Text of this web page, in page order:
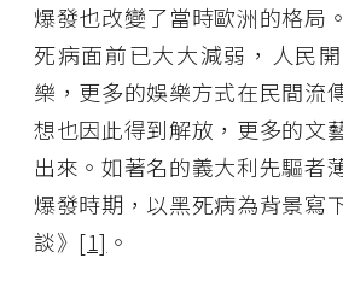
爆發也改變了當時歐洲的格局
死病面前已大大減弱，人民
樂，更多的娛樂方式在民間流
想也因此得到解放，更多的文
出來。如著名的義大利先驅者
爆發時期，以黑死病為背景寫
談》 [1] 。